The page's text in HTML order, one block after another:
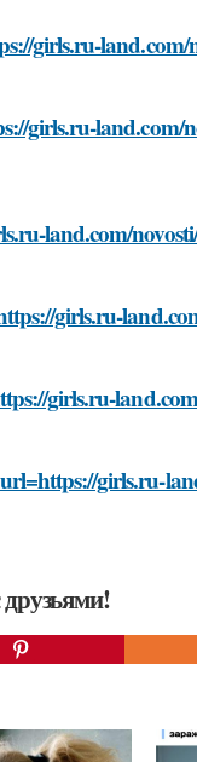
girls.ru-
girls.ru-land.com/
land.com/
girls.ru-
girls.ru-
girls.ru-